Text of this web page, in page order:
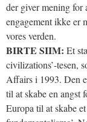
der giver mening for
engagement ikke er
vores verden.
BIRTE SIIM: Et
civilizations’-tesen,
Affairs i 1993. Den
til at skabe en angst
Europa til at skabe